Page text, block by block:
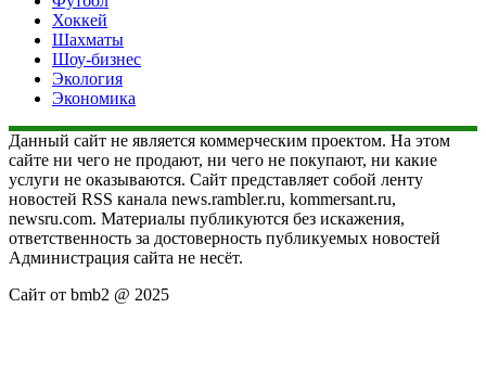
Хоккей
Шахматы
Шоу-бизнес
Экология
Экономика
Данный сайт не является коммерческим проектом. На этом
сайте ни чего не продают, ни чего не покупают, ни какие
услуги не оказываются. Сайт представляет собой ленту
новостей RSS канала news.rambler.ru, kommersant.ru,
newsru.com. Материалы публикуются без искажения,
ответственность за достоверность публикуемых новостей
Администрация сайта не несёт.
Сайт от bmb2 @ 2025